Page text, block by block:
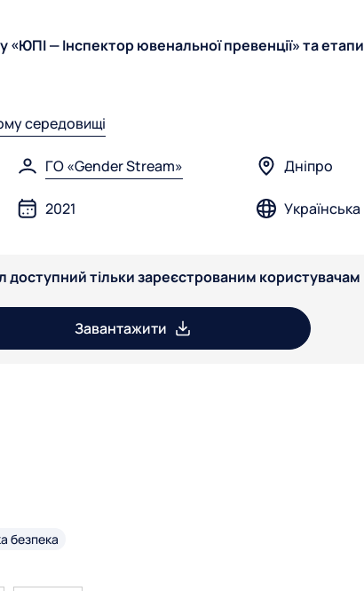
«ЮПІ — Інспектор ювенальної превенції» та
середовищі
ГО «Gender Stream» Дніпро
2021
доступний тільки зареєстрованим користувачам
Завантажити
безпека